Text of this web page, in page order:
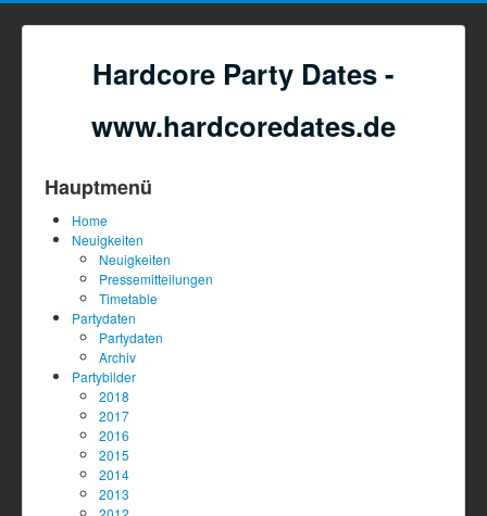
Hardcore Party Dates -
www.hardcoredates.de
Hauptmenü
Home
Neuigkeiten
Neuigkeiten
Pressemitteilungen
Timetable
Partydaten
Partydaten
Archiv
Partybilder
2018
2017
2016
2015
2014
2013